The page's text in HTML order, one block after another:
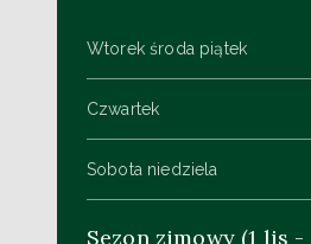
Wtorek środa piątek
Czwartek
Sobota niedziela
Sezon zimowy (1 lis -